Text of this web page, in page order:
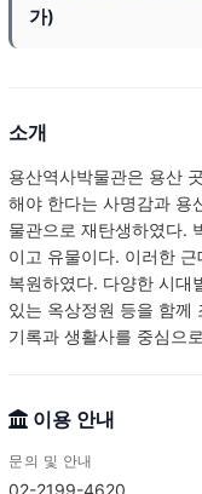
가)
소개
용산역사박물관은 용산
해야 한다는 사명감과 용
물관으로 재탄생하였다.
이고 유물이다. 이러한
복원하였다. 다양한 시대
있는 옥상정원 등을 함께
기록과 생활사를 중심으
이용 안내
문의 및 안내
02-2199-4620